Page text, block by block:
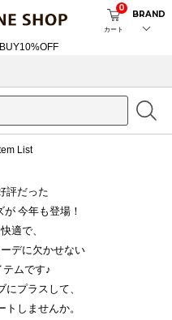
カート
0
BRAND
評だった
今年も登場！
適で、
デに欠かせない
テムです♪
プラスして、
しませんか。